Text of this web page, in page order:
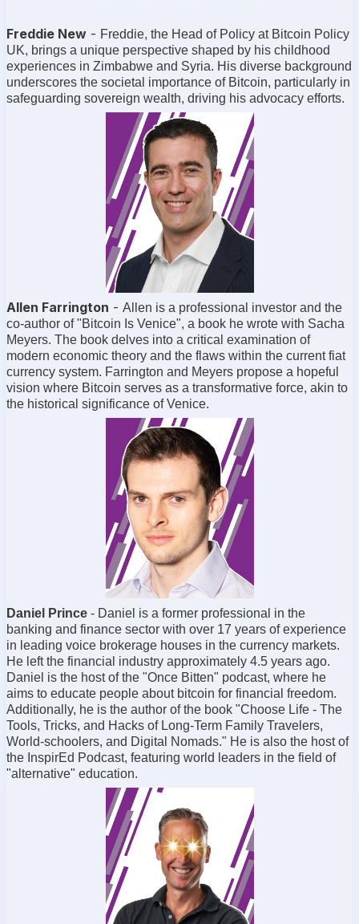
Freddie New - Freddie, the Head of Policy at Bitcoin Policy
UK, brings a unique perspective shaped by his childhood
experiences in Zimbabwe and Syria. His diverse background
underscores the societal importance of Bitcoin, particularly in
safeguarding sovereign wealth, driving his advocacy efforts.
Allen Farrington - Allen is a professional investor and the
co-author of "Bitcoin Is Venice", a book he wrote with Sacha
Meyers. The book delves into a critical examination of
modern economic theory and the flaws within the current fiat
currency system. Farrington and Meyers propose a hopeful
vision where Bitcoin serves as a transformative force, akin to
the historical significance of Venice.
Daniel Prince - Daniel is a former professional in the
banking and finance sector with over 17 years of experience
in leading voice brokerage houses in the currency markets.
He left the financial industry approximately 4.5 years ago.
Daniel is the host of the "Once Bitten" podcast, where he
aims to educate people about bitcoin for financial freedom.
Additionally, he is the author of the book "Choose Life - The
Tools, Tricks, and Hacks of Long-Term Family Travelers,
World-schoolers, and Digital Nomads." He is also the host of
the InspirEd Podcast, featuring world leaders in the field of
"alternative" education.